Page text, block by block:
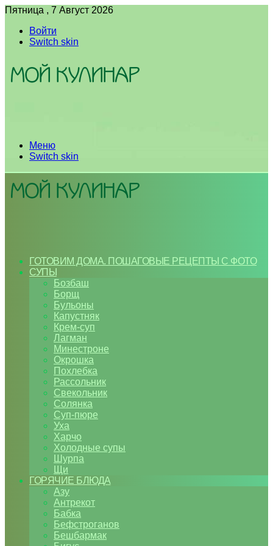
Пятница , 7 Август 2026
Войти
Switch skin
Меню
Switch skin
ГОТОВИМ ДОМА. ПОШАГОВЫЕ РЕЦЕПТЫ С ФОТО
СУПЫ
Бозбаш
Борщ
Бульоны
Капустняк
Крем-суп
Лагман
Минестроне
Окрошка
Похлебка
Рассольник
Свекольник
Солянка
Суп-пюре
Уха
Харчо
Холодные супы
Шурпа
Щи
ГОРЯЧИЕ БЛЮДА
Азу
Антрекот
Бабка
Бефстроганов
Бешбармак